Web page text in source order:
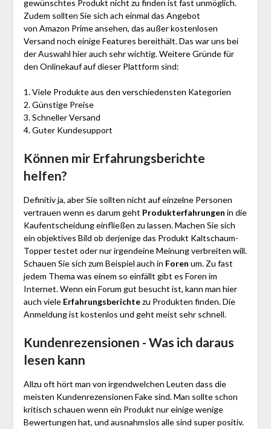
gewünschtes Produkt nicht zu finden ist fast unmöglich.
Zudem sollten Sie sich ach einmal das Angebot
von Amazon Prime ansehen, das außer kostenlosen
Versand noch einige Features bereithält. Das war uns bei
der Auswahl hier auch sehr wichtig. Weitere Gründe für
den Onlinekauf auf dieser Plattform sind:
1. Viele Produkte aus den verschiedensten Kategorien
2. Günstige Preise
3. Schneller Versand
4. Guter Kundesupport
Können mir Erfahrungsberichte
helfen?
Definitiv ja, aber Sie sollten nicht auf einzelne Personen
vertrauen wenn es darum geht Produkterfahrungen in die
Kaufentscheidung einfließen zu lassen. Machen Sie sich
ein objektives Bild ob derjenige das Produkt Kaltschaum-
Topper testet oder nur irgendeine Meinung verbreiten will.
Schauen Sie sich zum Beispiel auch in Foren um. Zu fast
jedem Thema was einem so einfällt gibt es Foren im
Internet. Wenn ein Forum gut besucht ist, kann man hier
auch viele Erfahrungsberichtezu Produkten finden. Die
Anmeldung ist kostenlos und geht meist sehr schnell.
Kundenrezensionen - Was ich daraus
lesen kann
Allzu oft hört man von irgendwelchen Leuten dass die
meisten Kundenrezensionen Fake sind. Man sollte schon
kritisch schauen wenn ein Produkt nur einige wenige
Bewertungen hat, und ausnahmslos alle sind super positiv.